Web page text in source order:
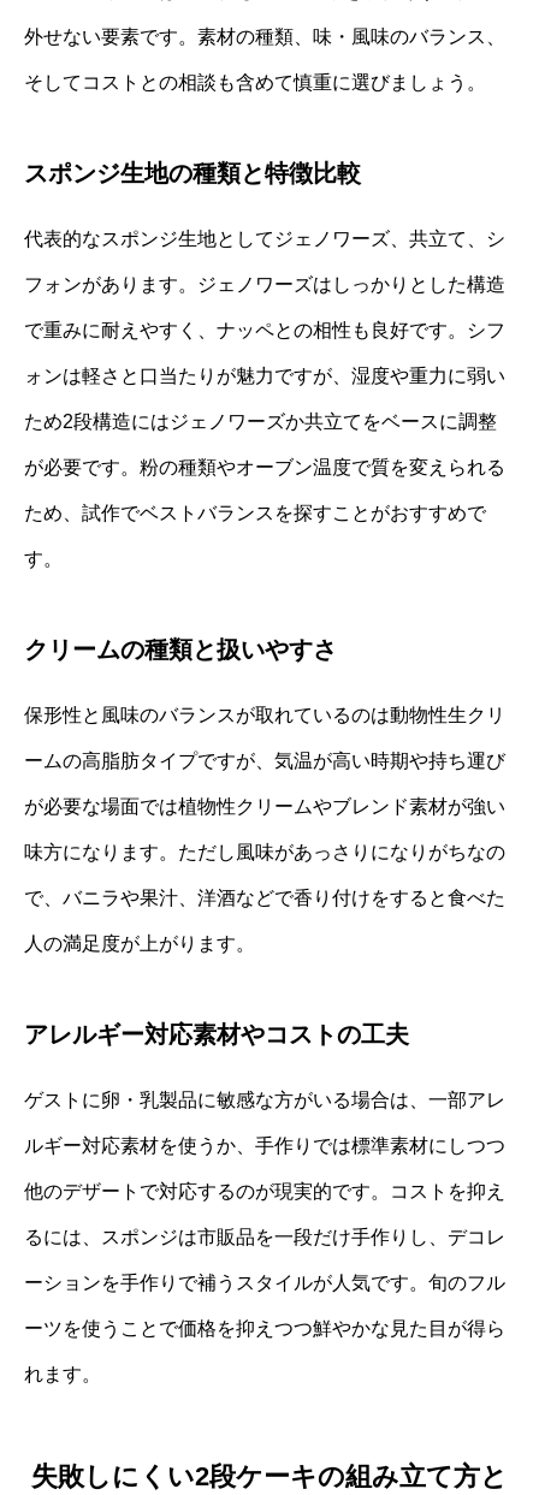
外せない要素です。素材の種類、味・風味のバランス、
そしてコストとの相談も含めて慎重に選びましょう。
スポンジ生地の種類と特徴比較
代表的なスポンジ生地としてジェノワーズ、共立て、シ
フォンがあります。ジェノワーズはしっかりとした構造
で重みに耐えやすく、ナッペとの相性も良好です。シフ
ォンは軽さと口当たりが魅力ですが、湿度や重力に弱い
ため2段構造にはジェノワーズか共立てをベースに調整
が必要です。粉の種類やオーブン温度で質を変えられる
ため、試作でベストバランスを探すことがおすすめで
す。
クリームの種類と扱いやすさ
保形性と風味のバランスが取れているのは動物性生クリ
ームの高脂肪タイプですが、気温が高い時期や持ち運び
が必要な場面では植物性クリームやブレンド素材が強い
味方になります。ただし風味があっさりになりがちなの
で、バニラや果汁、洋酒などで香り付けをすると食べた
人の満足度が上がります。
アレルギー対応素材やコストの工夫
ゲストに卵・乳製品に敏感な方がいる場合は、一部アレ
ルギー対応素材を使うか、手作りでは標準素材にしつつ
他のデザートで対応するのが現実的です。コストを抑え
るには、スポンジは市販品を一段だけ手作りし、デコレ
ーションを手作りで補うスタイルが人気です。旬のフル
ーツを使うことで価格を抑えつつ鮮やかな見た目が得ら
れます。
失敗しにくい2段ケーキの組み立て方と